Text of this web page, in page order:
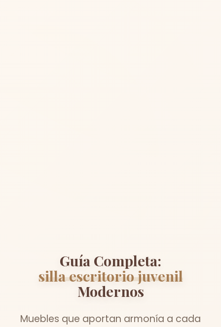
Guía Completa:
silla escritorio juvenil
Modernos
Muebles que aportan armonía a cada